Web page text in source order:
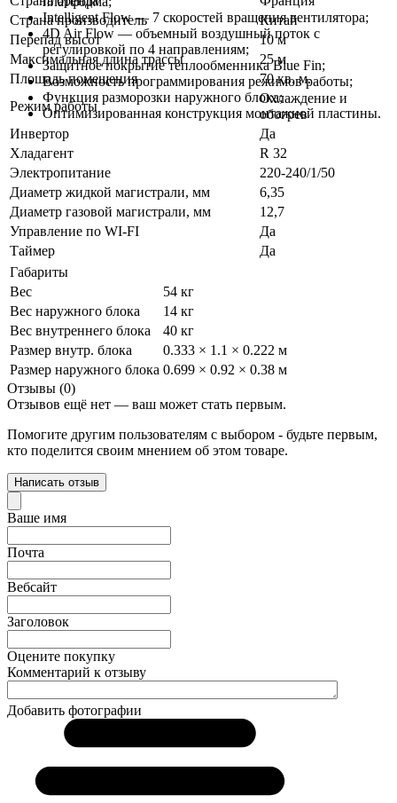
Intelligent Flow — 7 скоростей вращения вентилятора;
4D Air Flow — объемный воздушный поток с
регулировкой по 4 направлениям;
Защитное покрытие теплообменника Blue Fin;
Возможность программирования режимов работы;
Функция разморозки наружного блока;
Оптимизированная конструкция монтажной пластины.
Страна производитель
Китай
Перепад высот
10 м
Максимальная длина трассы
25 м
Площадь помещения
70 кв. м.
Режим работы
Охлаждение и
обогрев
Инвертор
Да
Хладагент
R 32
Электропитание
220-240/1/50
Диаметр жидкой магистрали, мм
6,35
Диаметр газовой магистрали, мм
12,7
Управление по WI-FI
Да
Таймер
Да
Габариты
Вес
54 кг
Вес наружного блока
14 кг
Вес внутреннего блока
40 кг
Размер внутр. блока
0.333 × 1.1 × 0.222 м
Размер наружного блока 0.699 × 0.92 × 0.38 м
Отзывы (0)
Отзывов ещё нет — ваш может стать первым.
Помогите другим пользователям с выбором - будьте первым,
кто поделится своим мнением об этом товаре.
Написать отзыв
Ваше имя
Почта
Вебсайт
Заголовок
Оцените покупку
Комментарий к отзыву
Добавить фотографии